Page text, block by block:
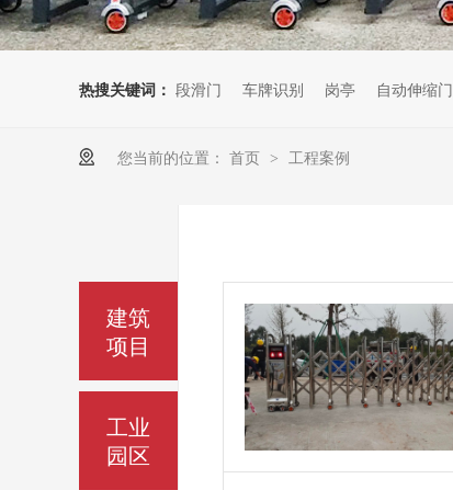
热搜关键词： 段滑门 车牌识别 岗亭 自动伸缩门
您当前的位置： 首页 > 工程案例
建筑
项目
工业
园区